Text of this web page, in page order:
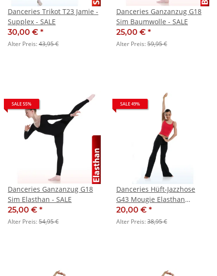
Danceries Trikot T23 Jamie -
Supplex - SALE
30,00 € *
Alter Preis:43,95 €
Danceries Ganzanzug G18
Sim Baumwolle - SALE
25,00 € *
Alter Preis:59,95 €
SALE 55%
Danceries Ganzanzug G18
Sim Elasthan - SALE
25,00 € *
Alter Preis:54,95 €
SALE 49%
Danceries Hüft-Jazzhose
G43 Mougie Elasthan
schwarz - SALE
20,00 € *
Alter Preis:38,95 €